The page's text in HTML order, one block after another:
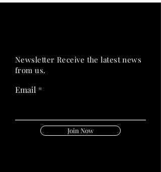
Newsletter Receive the latest news
from us.
Email
Join Now